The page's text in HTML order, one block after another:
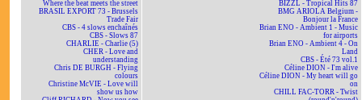
Where the beat meets the street
BRASIL EXPORT 73 - Brussels
Trade Fair
CBS - 4 slows enchaînés
CBS - Slows 87
CHARLIE - Charlie (5)
CHER - Love and
understanding
Chris DE BURGH - Flying
colours
Christine McVIE - Love will
show us how
BIZZL - Tropical Hits 87
BMG ARIOLA Belgium -
Bonjour la France
Brian ENO - Ambient 1 - Music
for airports
Brian ENO - Ambient 4 - On
Land
CBS - Été 73 vol.1
Céline DION - I'm alive
Céline DION - My heart will go
on
CHILL FAC-TORR - Twist